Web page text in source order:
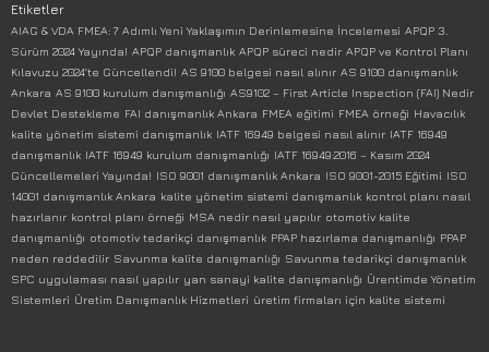
Etiketler
AIAG & VDA FMEA: 7 Adımlı Yeni Yaklaşımın Derinlemesine İncelemesi APQP 3.
Sürüm 2024 Yayında! APQP danışmanlık APQP süreci nedir APQP ve Kontrol Planı
Kılavuzu 2024’te Güncellendi! AS 9100 belgesi nasıl alınır AS 9100 danışmanlık
Ankara AS 9100 kurulum danışmanlığı AS9102 – First Article Inspection (FAI) Nedir
Devlet Destekleme FAI danışmanlık Ankara FMEA eğitimi FMEA örneği Havacılık
kalite yönetim sistemi danışmanlık IATF 16949 belgesi nasıl alınır IATF 16949
danışmanlık IATF 16949 kurulum danışmanlığı IATF 16949:2016 – Kasım 2024
Güncellemeleri Yayında! ISO 9001 danışmanlık Ankara ISO 9001-2015 Eğitimi ISO
14001 danışmanlık Ankara kalite yönetim sistemi danışmanlık kontrol planı nasıl
hazırlanır kontrol planı örneği MSA nedir nasıl yapılır otomotiv kalite
danışmanlığı otomotiv tedarikçi danışmanlık PPAP hazırlama danışmanlığı PPAP
neden reddedilir Savunma kalite danışmanlığı Savunma tedarikçi danışmanlık
SPC uygulaması nasıl yapılır yan sanayi kalite danışmanlığı Ürentimde Yönetim
Sistemleri Üretim Danışmanlık Hizmetleri üretim firmaları için kalite sistemi